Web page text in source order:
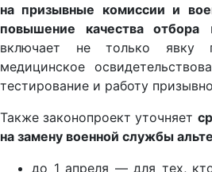
на призывные комиссии и
повышение качества отбора
включает не только
медицинское
тестирование и работу
Также законопроект уточняет
на замену военной службы
до 1 апреля — для тех,